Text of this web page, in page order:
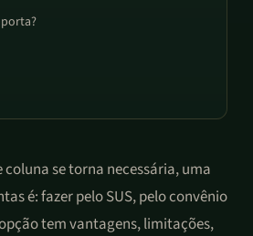
se torna necessária, uma
é: fazer pelo SUS, pelo convênio
tem vantagens, limitações,